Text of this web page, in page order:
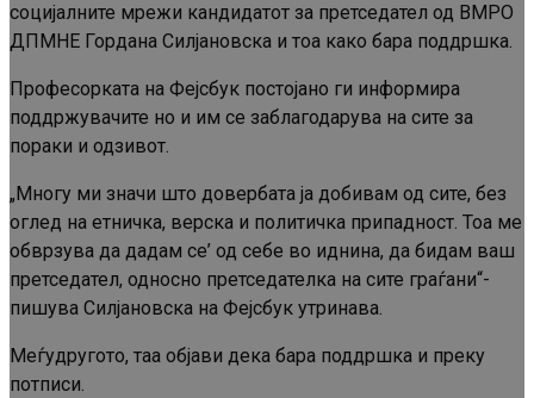
социјалните мрежи кандидатот за претседател од ВМРО
ДПМНЕ Гордана Силјановска и тоа како бара поддршка.
Професорката на Фејсбук постојано ги информира
поддржувачите но и им се заблагодарува на сите за
пораки и одзивот.
„Многу ми значи што довербата ја добивам од сите, без
оглед на етничка, верска и политичка припадност. Тоа ме
обврзува да дадам се’ од себе во иднина, да бидам ваш
претседател, односно претседателка на сите граѓани“-
пишува Силјановска на Фејсбук утринава.
Меѓудругото, таа објави дека бара поддршка и преку
потписи.